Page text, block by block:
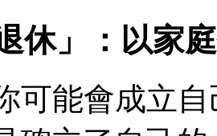
休」：以家
可能會成立